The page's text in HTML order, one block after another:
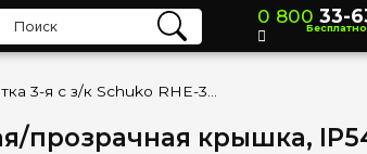
прозрачная крышка,
0 800 33-
Бесплатно